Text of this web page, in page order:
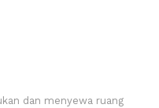
dan menyewa ruang